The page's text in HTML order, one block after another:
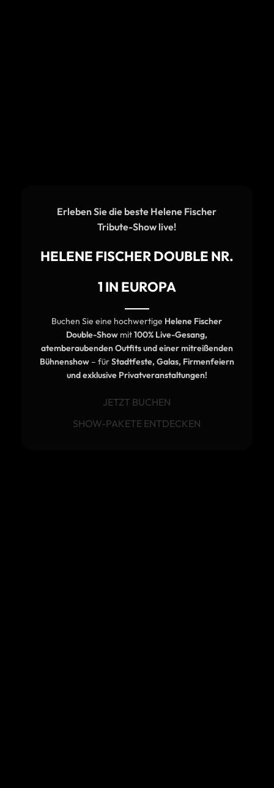
Erleben Sie die beste Helene Fischer
Tribute-Show live!
HELENE FISCHER DOUBLE NR.
1 IN EUROPA
Buchen Sie eine hochwertige Helene Fischer
Double-Show mit100% Live-Gesang,
atemberaubenden Outfits und einer mitreißenden
Bühnenshow – fürStadtfeste, Galas, Firmenfeiern
und exklusive Privatveranstaltungen!
JETZT BUCHEN
SHOW-PAKETE ENTDECKEN